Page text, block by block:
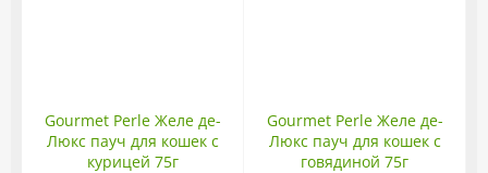
Gourmet Perle Желе де-
Люкс пауч для кошек с
курицей 75г
Gourmet Perle Желе де-
Люкс пауч для кошек с
говядиной 75г